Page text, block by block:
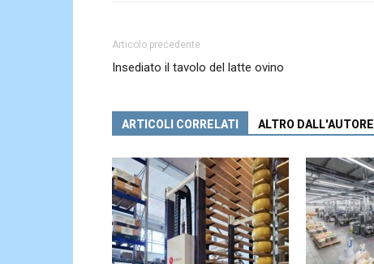
Articolo precedente
Insediato il tavolo del latte ovino
ARTICOLI CORRELATI ALTRO DALL'AUTORE